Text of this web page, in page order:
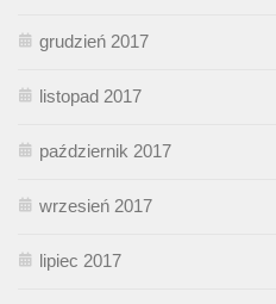
grudzień 2017
listopad 2017
październik 2017
wrzesień 2017
lipiec 2017